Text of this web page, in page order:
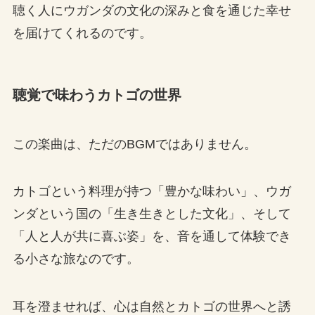
聴く人にウガンダの文化の深みと食を通じた幸せ
を届けてくれるのです。
聴覚で味わうカトゴの世界
この楽曲は、ただのBGMではありません。
カトゴという料理が持つ「豊かな味わい」、ウガ
ンダという国の「生き生きとした文化」、そして
「人と人が共に喜ぶ姿」を、音を通して体験でき
る小さな旅なのです。
耳を澄ませれば、心は自然とカトゴの世界へと誘